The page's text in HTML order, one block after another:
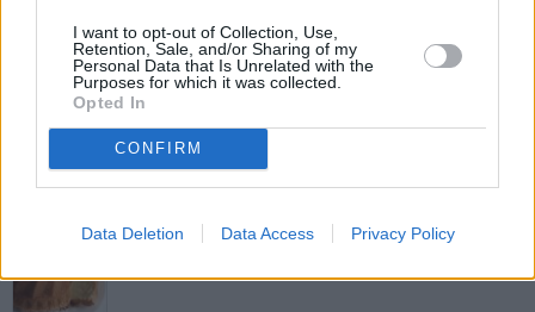
I want to opt-out of Collection, Use,
Retention, Sale, and/or Sharing of my
Personal Data that Is Unrelated with the
Purposes for which it was collected.
Opted In
CONFIRM
Data Deletion Data Access Privacy Policy
Prophetenkuchen
Leicht
Zitronenkuchen mit Baiserhaube
Leicht
Italienischer Amarettokuchen